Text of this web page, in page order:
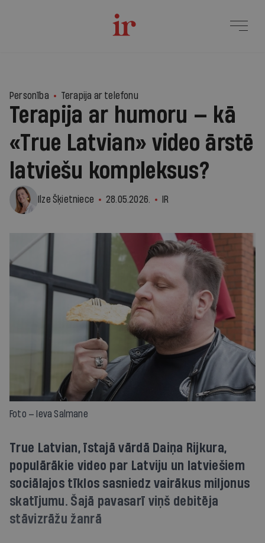
Personība Terapija ar telefonu
Terapija ar humoru — kā
«True Latvian» video ārstē
latviešu kompleksus?
Ilze Šķietniece 28.05.2026. IR
Foto — Ieva Salmane
True Latvian, īstajā vārdā Daiņa Rijkura,
populārākie video par Latviju un latviešiem
sociālajos tīklos sasniedz vairākus miljonus
skatījumu. Šajā pavasarī viņš debitēja
stāvizrāžu žanrā